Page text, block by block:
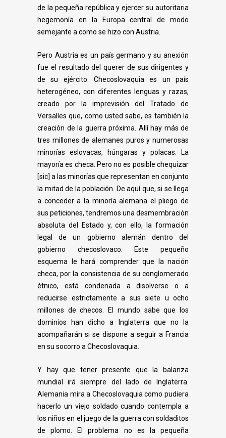
de la pequeña república y ejercer su autoritaria
hegemonía en la Europa central de modo
semejante a como se hizo con Austria.
Pero Austria es un país germano y su anexión
fue el resultado del querer de susdirigentes y
de su ejército. Checoslovaquia es un país
heterogéneo, con diferentes lenguas y razas,
creado por la imprevisión del Tratado de
Versalles que, como usted sabe, es también la
creación de la guerra próxima. Allí hay más de
tres millones de alemanes puros y numerosas
minorías eslovacas, húngaras y polacas. La
mayoría es checa. Pero no es posible chequizar
[sic] a las minorías que representan en conjunto
la mitad de la población.
De aquí que, si se llega
a conceder a la minoría alemana el pliego de
sus peticiones, tendremos una desmembración
absoluta del Estado y, con ello, la formación
legal de un gobierno alemán dentro del
gobierno checoslovaco. Este pequeño
esquema le hará comprender que la nación
checa, por la consistencia de su conglomerado
étnico, está condenada a disolverse o a
reducirse estrictamente a sus siete u ocho
millones de checos. El mundo sabe que los
dominios han dicho a Inglaterra que no la
acompañarán si se dispone a seguir a Francia
en su socorro a Checoslovaquia.
Y hay que tener presente que la balanza
mundial irá siempre del lado de Inglaterra.
Alemania mira a Checoslovaquia como pudiera
hacerlo un viejo soldado cuando contempla a
los niños en el juego de la guerra con soldaditos
de plomo. El problema no es la pequeña